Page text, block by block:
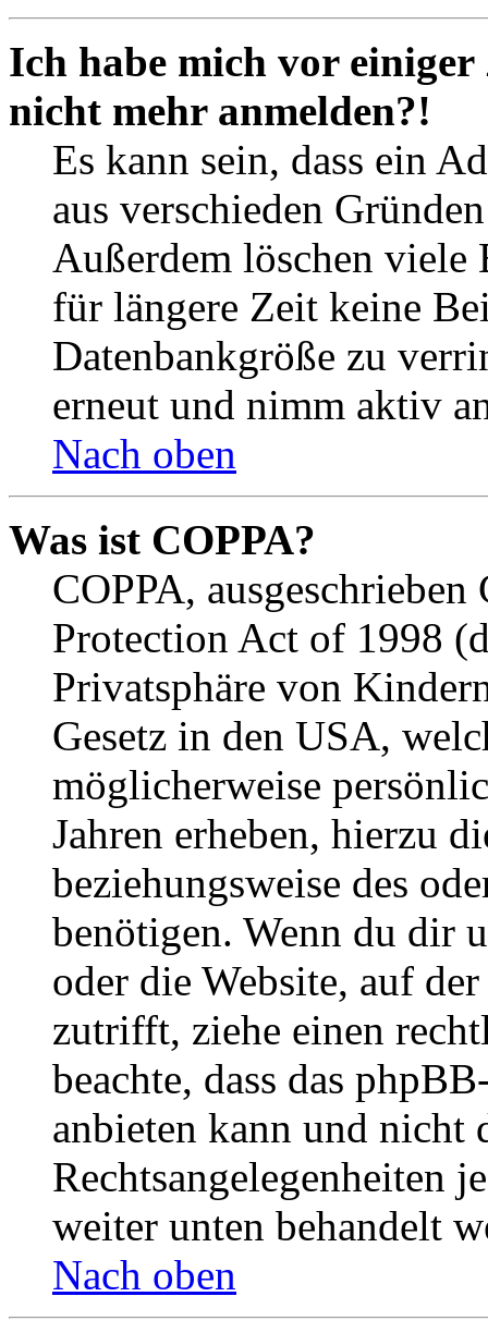
Ich habe mich vor
nicht mehr anmelden?!
Es kann sein, dass ein
aus verschieden
Außerdem löschen viele
für längere Zeit keine
Datenbankgröße zu
erneut und nimm aktiv
Nach oben
Was ist COPPA?
COPPA,
Protection Act of 1998
Privatsphäre von
Gesetz in den USA,
möglicherweise
Jahren erheben, hierzu
beziehungsweise des
benötigen. Wenn du dir
oder die Website, auf
zutrifft, ziehe einen
beachte, dass das
anbieten kann und nicht
Rechtsangelegenheiten
weiter unten behandelt
Nach oben